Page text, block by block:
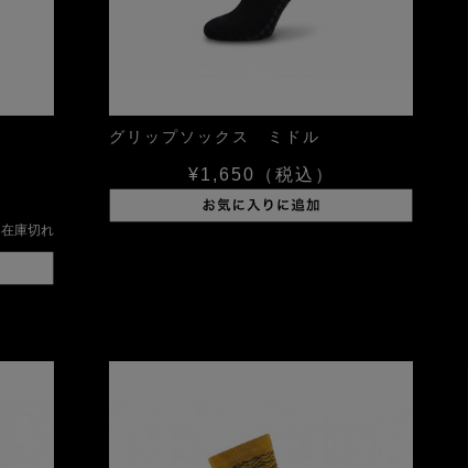
在庫切れ
グリップソックス ミドル
¥1,650 （税込）